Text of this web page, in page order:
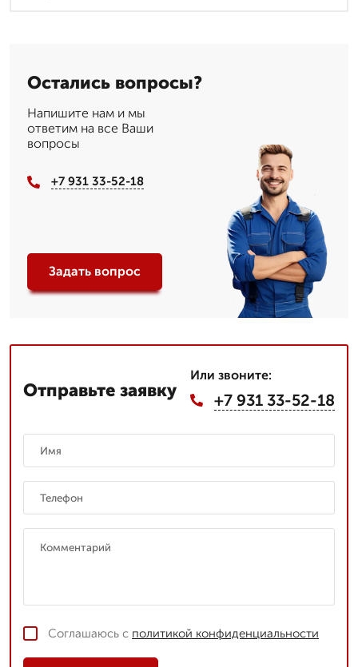
Остались вопросы?
Напишите нам и мы
ответим на все Ваши
вопросы
+7 931 33-52-18
Задать вопрос
Отправьте заявку
Или звоните:
+7 931 33-52-18
Соглашаюсь с политикой конфиденциальности